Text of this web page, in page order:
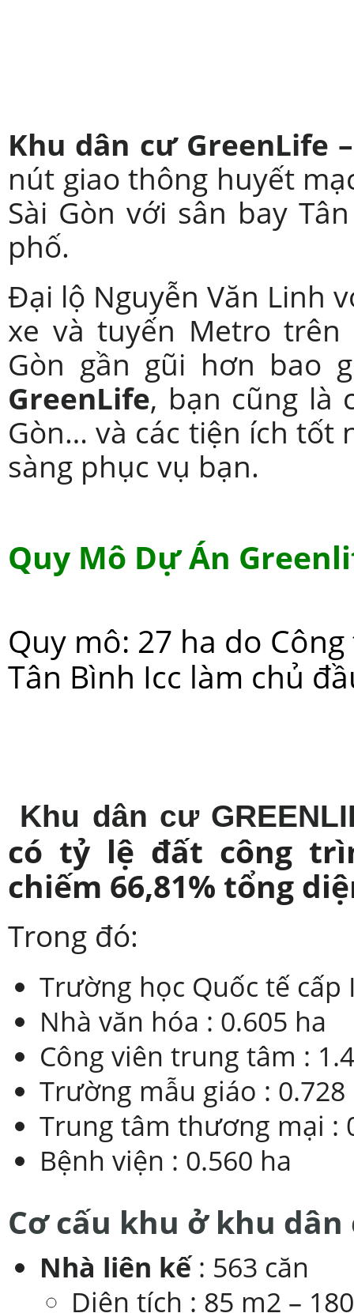
Khu dân cư GreenLife
nút giao thông huyết
Sài Gòn với sân bay
phố.
Đại lộ Nguyễn Văn Linh
xe và tuyến Metro trên
Gòn gần gũi hơn bao
GreenLife, bạn cũng là
Gòn… và các tiện ích tốt
sàng phục vụ bạn.
Quy Mô Dự Án
Quy mô: 27 ha do
Tân Bình Icc làm chủ
Khu dân cư
có tỷ lệ đất công
chiếm 66,81% tổng
Trong đó:
Trường học Quốc tế cấp
Nhà văn hóa : 0.605 ha
Công viên trung tâm :
Trường mẫu giáo : 0.728
Trung tâm thương mại :
Bệnh viện : 0.560 ha
Cơ cấu khu ở khu
Nhà liên kế : 563 căn
Diện tích : 85 m2 –